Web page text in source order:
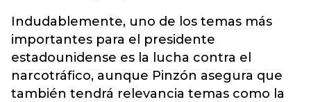
Indudablemente, uno de los temas más
importantes para el presidente
estadounidense es la lucha contra el
narcotráfico, aunque Pinzón asegura que
también tendrá relevancia temas como la